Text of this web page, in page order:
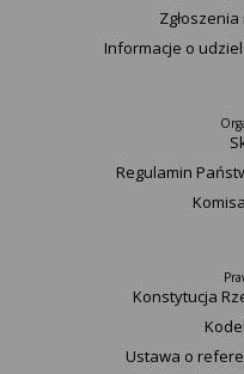
Informacje o
Regulamin
Konstytucja
Ustawa o